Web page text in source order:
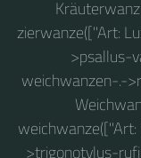
zierwanze(["Art:
>psallus-
weichwanzen-.-
>trigonotylus-